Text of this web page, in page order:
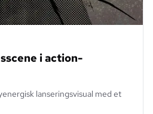
i action-
lanseringsvisual med et